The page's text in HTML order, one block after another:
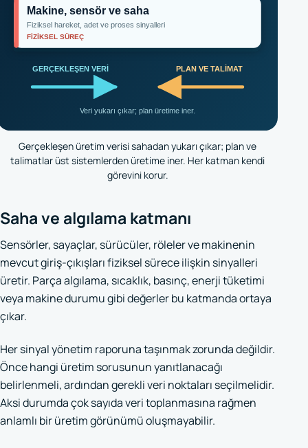
Gerçekleşen üretim verisi sahadan yukarı çıkar; plan ve
talimatlar üst sistemlerden üretime iner. Her katman kendi
görevini korur.
Saha ve algılama katmanı
Sensörler, sayaçlar, sürücüler, röleler ve makinenin
mevcut giriş-çıkışları fiziksel sürece ilişkin sinyalleri
üretir. Parça algılama, sıcaklık, basınç, enerji tüketimi
veya makine durumu gibi değerler bu katmanda ortaya
çıkar.
Her sinyal yönetim raporuna taşınmak zorunda değildir.
Önce hangi üretim sorusunun yanıtlanacağı
belirlenmeli, ardından gerekli veri noktaları seçilmelidir.
Aksi durumda çok sayıda veri toplanmasına rağmen
anlamlı bir üretim görünümü oluşmayabilir.